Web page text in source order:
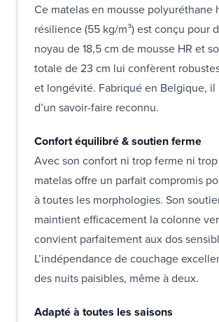
Ce matelas en mousse polyuréthane
résilience (55 kg/m³) est conçu pour
noyau de 18,5 cm de mousse HR et
totale de 23 cm lui confèrent
et longévité. Fabriqué en Belgique,
d’un savoir-faire reconnu.
Confort équilibré & soutien ferme
Avec son confort ni trop ferme ni
matelas offre un parfait compromis
à toutes les morphologies. Son
maintient efficacement la colonne
convient parfaitement aux dos
L’indépendance de couchage
des nuits paisibles, même à deux.
Adapté à toutes les saisons